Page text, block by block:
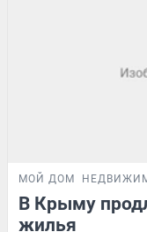
МОЙ ДОМ
В Крыму
жилья